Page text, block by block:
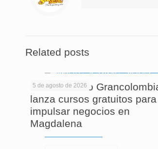
Related posts
5 de agosto de 2026
El Politécnico
lanza cursos gratuitos para
impulsar negocios en
Magdalena